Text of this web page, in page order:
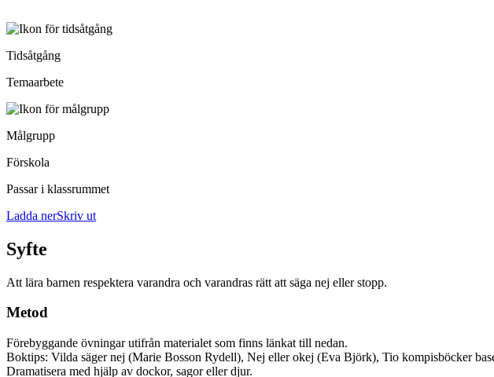
Tidsåtgång
Temaarbete
Målgrupp
Förskola
Passar i klassrummet
Ladda nerSkriv ut
Syfte
Att lära barnen respektera varandra och varandras rätt att säga nej eller stopp.
Metod
Förebyggande övningar utifrån materialet som finns länkat till nedan.
Boktips: Vilda säger nej (Marie Bosson Rydell), Nej eller okej (Eva Björk), Tio kompisböcker
Dramatisera med hjälp av dockor, sagor eller djur.